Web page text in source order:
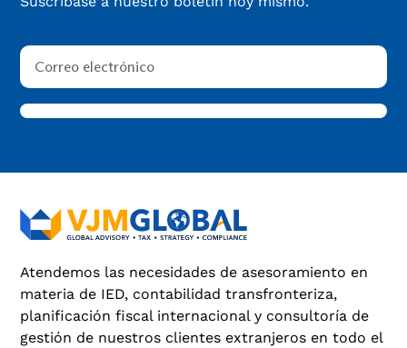
Atendemos las necesidades de asesoramiento en
materia de IED, contabilidad transfronteriza,
planificación fiscal internacional y consultoría de
gestión de nuestros clientes extranjeros en todo el